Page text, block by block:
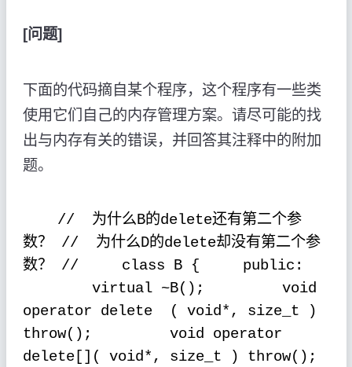
[问题]
下面的代码摘自某个程序，这个程序有一些类
使用它们自己的内存管理方案。请尽可能的找
出与内存有关的错误，并回答其注释中的附加
题。
// 为什么B的delete还有第二个参
数？
// 为什么D的delete却没有第二个参
数？
// class B {
public:
virtual ~B();
void
operator delete
( void*, size_t )
throw();
void operator
delete[]( void*, size_t ) throw();